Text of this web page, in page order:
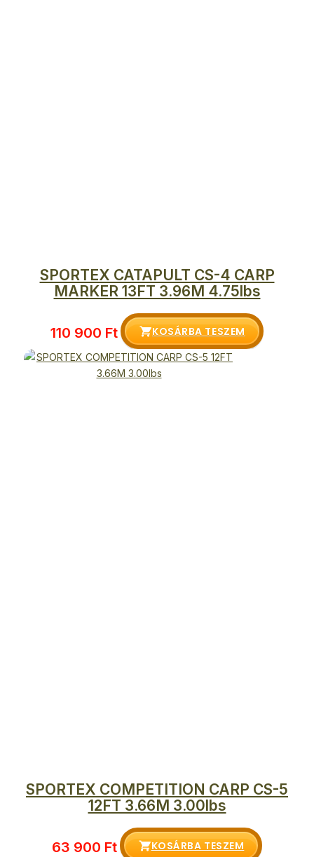
SPORTEX CATAPULT CS-4 CARP
MARKER 13FT 3.96M 4.75lbs
110 900 Ft KOSÁRBA TESZEM
SPORTEX COMPETITION CARP CS-5
12FT 3.66M 3.00lbs
63 900 Ft KOSÁRBA TESZEM